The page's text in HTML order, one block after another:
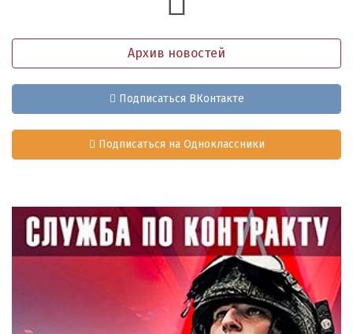
Архив новостей
Подписаться ВКонтакте
Подписаться на Одноклассники